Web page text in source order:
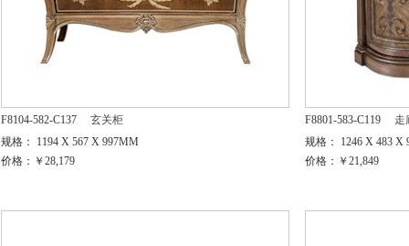
F8104-582-C137
玄关柜
规格： 1194 X 567 X 997MM
价格：￥28,179
F8801-583-C119
走
规格： 1246 X 483 X
价格：￥21,849